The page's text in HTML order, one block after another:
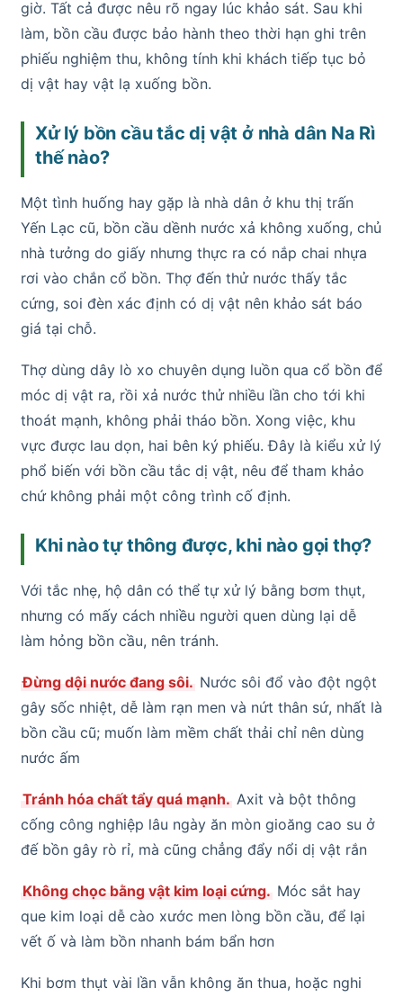
giờ. Tất cả được nêu rõ ngay lúc khảo sát. Sau khi
làm, bồn cầu được bảo hành theo thời hạn ghi trên
phiếu nghiệm thu, không tính khi khách tiếp tục bỏ
dị vật hay vật lạ xuống bồn.
Xử lý bồn cầu tắc dị vật ở nhà dân Na Rì
thế nào?
Một tình huống hay gặp là nhà dân ở khu thị trấn
Yến Lạc cũ, bồn cầu dềnh nước xả không xuống, chủ
nhà tưởng do giấy nhưng thực ra có nắp chai nhựa
rơi vào chắn cổ bồn. Thợ đến thử nước thấy tắc
cứng, soi đèn xác định có dị vật nên khảo sát báo
giá tại chỗ.
Thợ dùng dây lò xo chuyên dụng luồn qua cổ bồn để
móc dị vật ra, rồi xả nước thử nhiều lần cho tới khi
thoát mạnh, không phải tháo bồn. Xong việc, khu
vực được lau dọn, hai bên ký phiếu. Đây là kiểu xử lý
phổ biến với bồn cầu tắc dị vật, nêu để tham khảo
chứ không phải một công trình cố định.
Khi nào tự thông được, khi nào gọi thợ?
Với tắc nhẹ, hộ dân có thể tự xử lý bằng bơm thụt,
nhưng có mấy cách nhiều người quen dùng lại dễ
làm hỏng bồn cầu, nên tránh.
Đừng dội nước đang sôi. Nước sôi đổ vào đột ngột
gây sốc nhiệt, dễ làm rạn men và nứt thân sứ, nhất là
bồn cầu cũ; muốn làm mềm chất thải chỉ nên dùng
nước ấm
Tránh hóa chất tẩy quá mạnh. Axit và bột thông
cống công nghiệp lâu ngày ăn mòn gioăng cao su ở
đế bồn gây rò rỉ, mà cũng chẳng đẩy nổi dị vật rắn
Không chọc bằng vật kim loại cứng. Móc sắt hay
que kim loại dễ cào xước men lòng bồn cầu, để lại
vết ố và làm bồn nhanh bám bẩn hơn
Khi bơm thụt vài lần vẫn không ăn thua, hoặc nghi